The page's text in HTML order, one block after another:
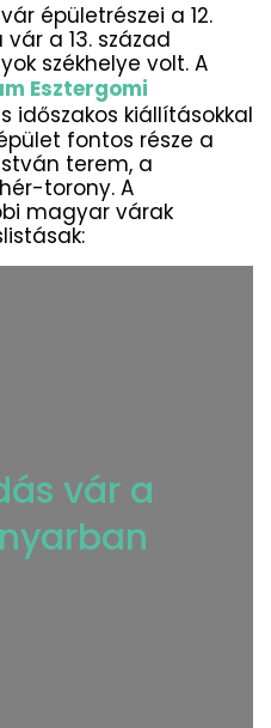
épületrészei a 12.
a 13. század
székhelye volt. A
Esztergomi
időszakos kiállításokkal
fontos része a
terem, a
torony. A
magyar várak
vár a